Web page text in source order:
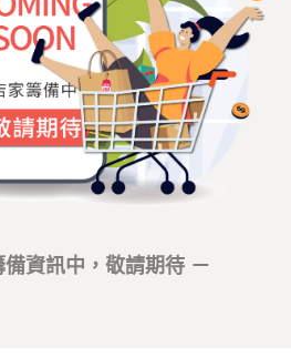
備資訊中，敬請期待 －